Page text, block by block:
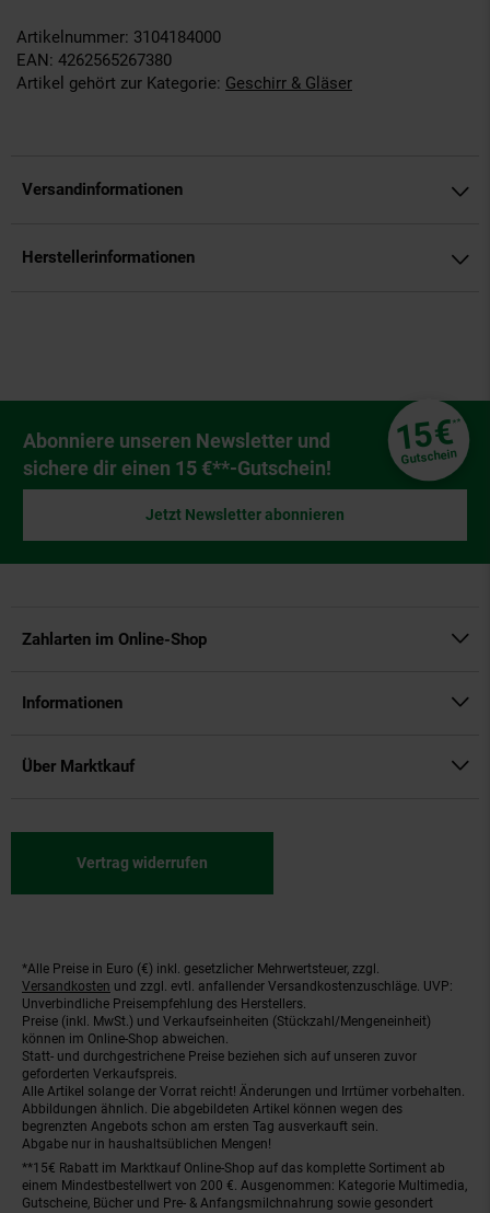
Artikelnummer: 3104184000
EAN: 4262565267380
Artikel gehört zur Kategorie: Geschirr & Gläser
Versandinformationen
Herstellerinformationen
Newsletter Anmeldung
Abonniere unseren Newsletter und
sichere dir einen 15 €**-Gutschein!
15€**
Gutschein
Jetzt Newsletter abonnieren
Zahlarten im Online-Shop
Informationen
Über Marktkauf
Vertrag widerrufen
Fußnoten
*Alle Preise in Euro (€) inkl. gesetzlicher Mehrwertsteuer, zzgl.
Versandkosten und zzgl. evtl. anfallender Versandkostenzuschläge. UVP:
Unverbindliche Preisempfehlung des Herstellers.
Preise (inkl. MwSt.) und Verkaufseinheiten (Stückzahl/Mengeneinheit)
können im Online-Shop abweichen.
Statt- und durchgestrichene Preise beziehen sich auf unseren zuvor
geforderten Verkaufspreis.
Alle Artikel solange der Vorrat reicht! Änderungen und Irrtümer vorbehalten.
Abbildungen ähnlich. Die abgebildeten Artikel können wegen des
begrenzten Angebots schon am ersten Tag ausverkauft sein.
Abgabe nur in haushaltsüblichen Mengen!
**15€ Rabatt im Marktkauf Online-Shop auf das komplette Sortiment ab
einem Mindestbestellwert von 200 €. Ausgenommen: Kategorie Multimedia,
Gutscheine, Bücher und Pre- & Anfangsmilchnahrung sowie gesondert